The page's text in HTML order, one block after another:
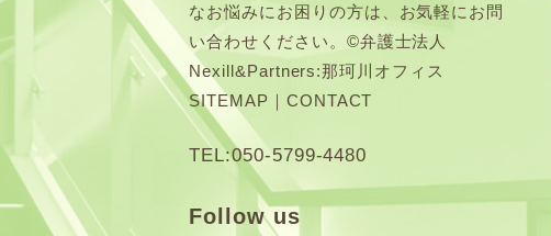
なお悩みにお困りの方は、お気軽にお問
い合わせください。©弁護士法人
Nexill&Partners:那珂川オフィス
SITEMAP ｜ CONTACT
TEL:050-5799-4480
Follow us